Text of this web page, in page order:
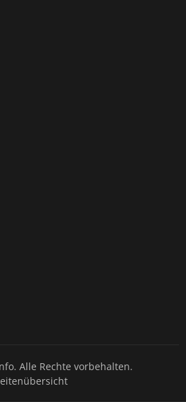
Alle Rechte vorbehalten.